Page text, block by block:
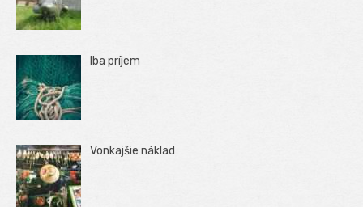
Iba príjem
Vonkajšie náklad